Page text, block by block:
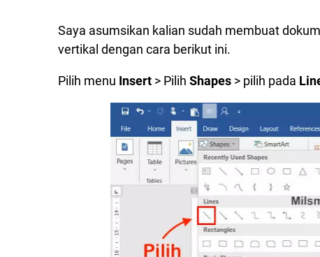
Saya asumsikan kalian sudah membuat
vertikal dengan cara berikut ini.
Pilih menu Insert > Pilih Shapes > pilih pada